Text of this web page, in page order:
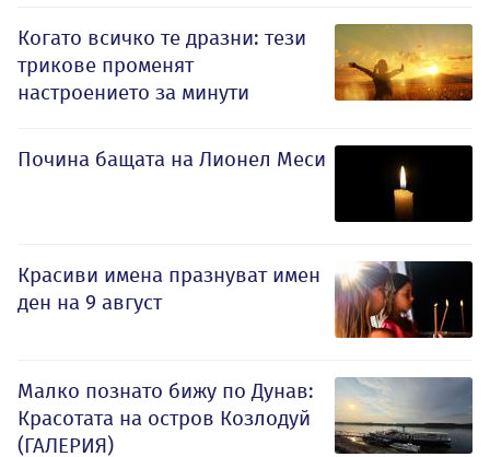
Когато всичко те дразни: тези
трикове променят
настроението за минути
Почина бащата на Лионел Меси
Красиви имена празнуват имен
ден на 9 август
Малко познато бижу по Дунав:
Красотата на остров Козлодуй
(ГАЛЕРИЯ)